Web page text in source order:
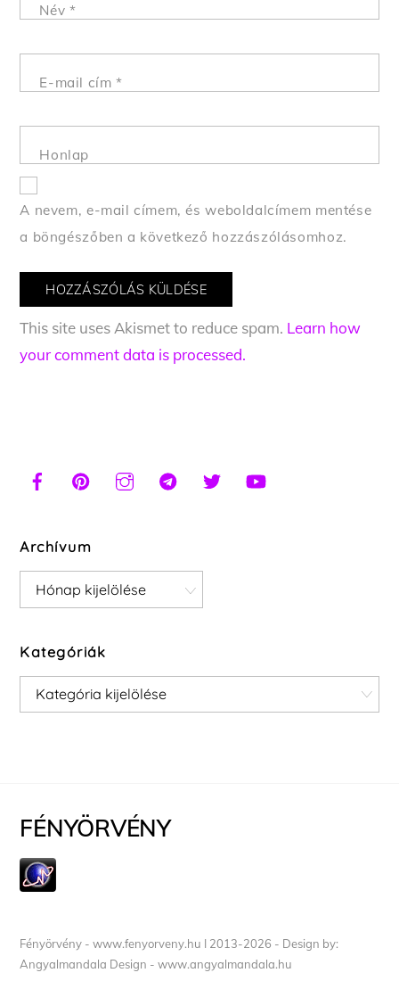
Név *
E-mail cím*
Honlap
A nevem, e-mail címem, és weboldalcímem mentése
a böngészőben a következő hozzászólásomhoz.
This site uses Akismet to reduce spam. Learn how
your comment data is processed.
Archívum
Archívum
Kategóriák
Kategóriák
FÉNYÖRVÉNY
Fényörvény - www.fenyorveny.hu I 2013-2026 - Design by:
Angyalmandala Design - www.angyalmandala.hu